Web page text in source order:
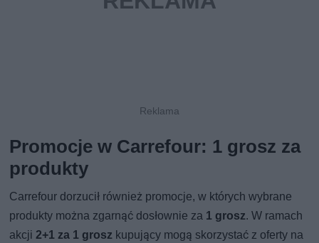
Promocje w Carrefour: 1 grosz za
produkty
Carrefour dorzucił również promocje, w których wybrane
produkty można zgarnąć dosłownie za 1 grosz. W ramach
akcji2+1 za 1 grosz kupujący mogą skorzystać z oferty na